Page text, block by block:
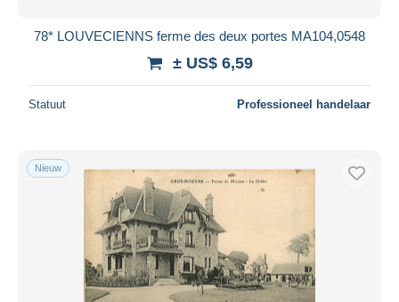
78* LOUVECIENNS ferme des deux portes MA104,0548
± US$ 6,59
Statuut Professioneel handelaar
Nieuw